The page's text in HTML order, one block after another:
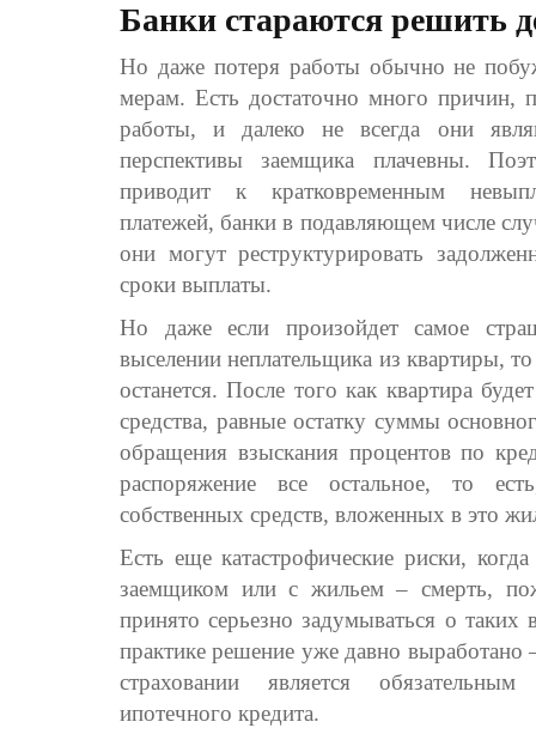
Банки стараются решить
Но даже потеря работы обычно не
мерам. Есть достаточно много причин,
работы, и далеко не всегда они
перспективы заемщика плачевны.
приводит к кратковременным
платежей, банки в подавляющем числе
они могут реструктурировать
сроки выплаты.
Но даже если произойдет самое
выселении неплательщика из квартиры,
останется. После того как квартира
средства, равные остатку суммы
обращения взыскания процентов по
распоряжение все остальное, то
собственных средств, вложенных в это
Есть еще катастрофические риски,
заемщиком или с жильем – смерть,
принято серьезно задумываться о
практике решение уже давно выработано
страховании является
ипотечного кредита.